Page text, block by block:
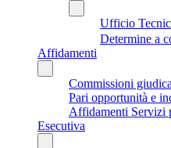
Ufficio
Determine a
Affidamenti
Commissioni
Pari opportunità e
Affidamenti Servizi
Esecutiva